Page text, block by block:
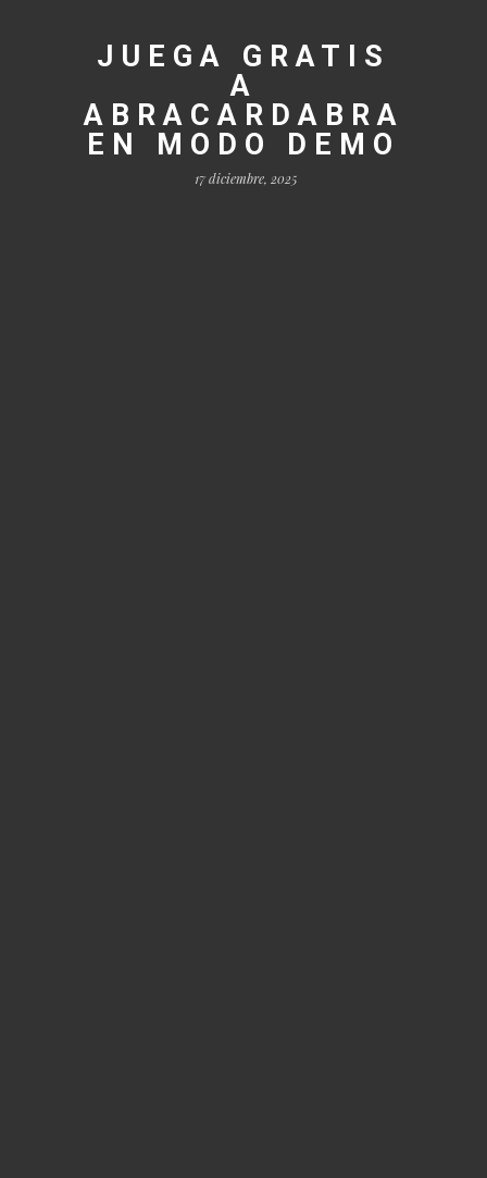
JUEGA GRATIS
A
ABRACARDABRA
EN MODO DEMO
17 diciembre, 2025